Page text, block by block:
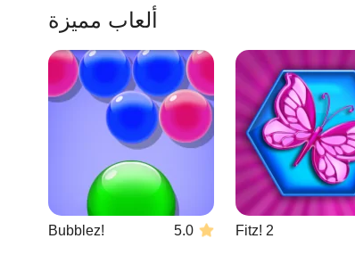
ألعاب مميزة
Bubblez! 5.0 Fitz! 2